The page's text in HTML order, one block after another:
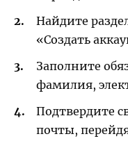
Найдите
«Создать
Заполните
фамилия,
Подтвердите
почты,